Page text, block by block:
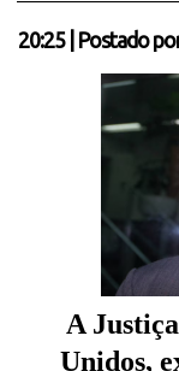
20:25| Postado
A
Unidos,